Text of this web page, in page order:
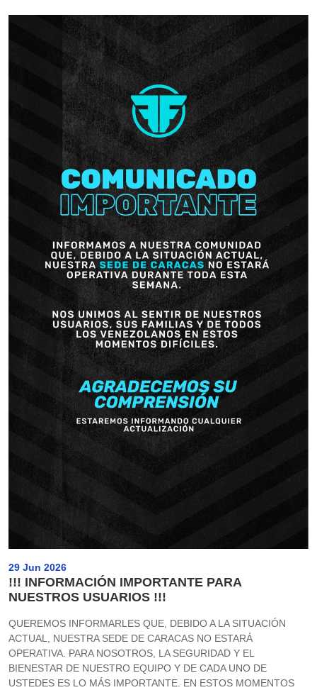
29 Jun 2026
!!! INFORMACIÓN IMPORTANTE PARA
NUESTROS USUARIOS !!!
QUEREMOS INFORMARLES QUE, DEBIDO A LA SITUACIÓN
ACTUAL, NUESTRA SEDE DE CARACAS NO ESTARÁ
OPERATIVA. PARA NOSOTROS, LA SEGURIDAD Y EL
BIENESTAR DE NUESTRO EQUIPO Y DE CADA UNO DE
USTEDES ES LO MÁS IMPORTANTE. EN ESTOS MOMENTOS